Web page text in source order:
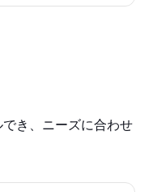
き、ニーズに合わせ